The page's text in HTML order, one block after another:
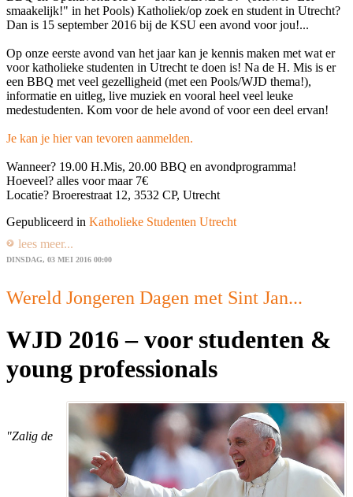
smaakelijk!" in het Pools) Katholiek/op zoek en student in Utrecht?
Dan is 15 september 2016 bij de KSU een avond voor jou!...
Op onze eerste avond van het jaar kan je kennis maken met wat er
voor katholieke studenten in Utrecht te doen is! Na de H. Mis is er
een BBQ met veel gezelligheid (met een Pools/WJD thema!),
informatie en uitleg, live muziek en vooral heel veel leuke
medestudenten. Kom voor de hele avond of voor een deel ervan!
Je kan je hier van tevoren aanmelden.
Wanneer? 19.00 H.Mis, 20.00 BBQ en avondprogramma!
Hoeveel? alles voor maar 7€
Locatie? Broerestraat 12, 3532 CP, Utrecht
Gepubliceerd in Katholieke Studenten Utrecht
lees meer...
DINSDAG, 03 MEI 2016 00:00
Wereld Jongeren Dagen met Sint Jan...
WJD 2016 – voor studenten &
young professionals
"Zalig de